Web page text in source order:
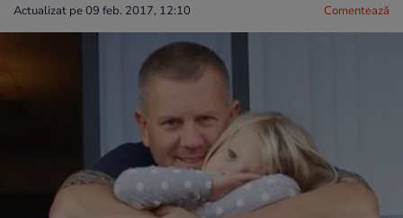
Actualizat pe 09 feb. 2017, 12:10 Comentează